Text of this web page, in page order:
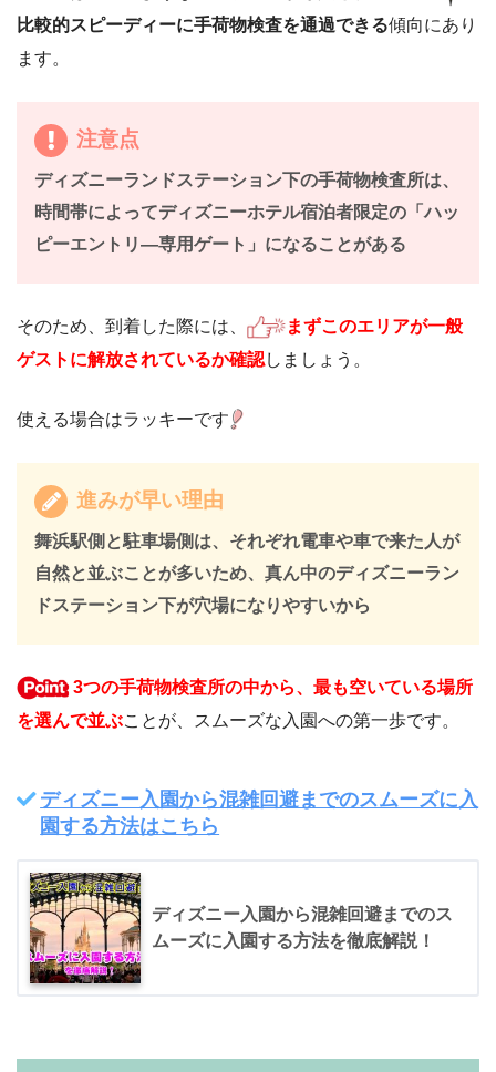
比較的スピーディーに手荷物検査を通過できる傾向にあり
ます。
注意点
ディズニーランドステーション下の手荷物検査所は、
時間帯によってディズニーホテル宿泊者限定の「ハッ
ピーエントリ―専用ゲート」になることがある
そのため、到着した際には、
まずこのエリアが一般
ゲストに解放されているか確認しましょう。
使える場合はラッキーです
進みが早い理由
舞浜駅側と駐車場側は、それぞれ電車や車で来た人が
自然と並ぶことが多いため、真ん中のディズニーラン
ドステーション下が穴場になりやすいから
3つの手荷物検査所の中から、最も空いている場所
を選んで並ぶことが、スムーズな入園への第一歩です。
ディズニー入園から混雑回避までのスムーズに入
園する方法はこちら
ディズニー入園から混雑回避までのス
ムーズに入園する方法を徹底解説！